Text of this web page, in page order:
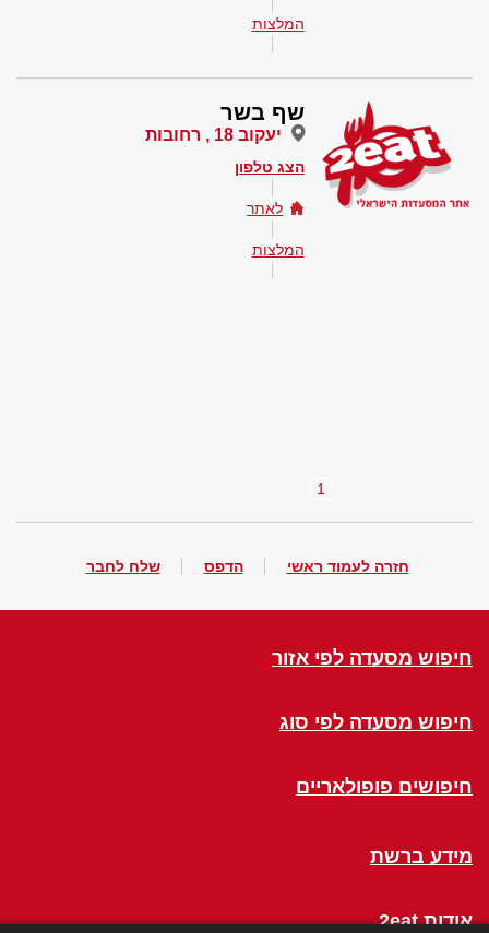
המלצות
שף בשר
יעקוב 18 , רחובות
הצג טלפון
לאתר
המלצות
1
חזרה לעמוד ראשי הדפס שלח לחבר
חיפוש מסעדה לפי אזור
חיפוש מסעדה לפי סוג
חיפושים פופולאריים
מידע ברשת
אודות 2eat